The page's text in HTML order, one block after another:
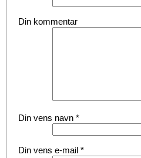
Din kommentar
Din vens navn *
Din vens e-mail *